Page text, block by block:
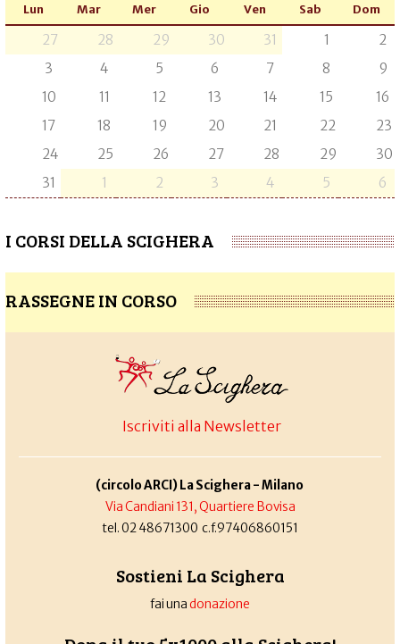
Lun Mar Mer Gio Ven Sab Dom
27 28 29 30 31 1
2
3
4 5 6 7 8
9
10
11 12 13 14 15
16
17
18 19 20 21 22
23
24
25 26 27 28 29
30
31
1 2 3 4 5 6
I CORSI DELLA SCIGHERA
RASSEGNE IN CORSO
Iscriviti alla Newsletter
(circolo ARCI) La Scighera - Milano
Via Candiani 131, Quartiere Bovisa
tel. 02 48671300 c.f.97406860151
Sostieni La Scighera
fai unadonazione